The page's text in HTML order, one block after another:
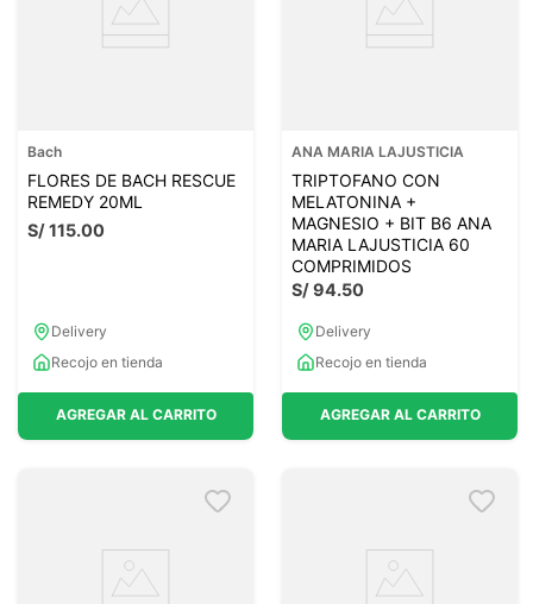
Bach
FLORES DE BACH RESCUE
REMEDY 20ML
S/115.00
Delivery
Recojo en tienda
AGREGAR AL CARRITO
ANA MARIA LAJUSTICIA
TRIPTOFANO CON
MELATONINA +
MAGNESIO + BIT B6 ANA
MARIA LAJUSTICIA 60
COMPRIMIDOS
S/94.50
Delivery
Recojo en tienda
AGREGAR AL CARRITO